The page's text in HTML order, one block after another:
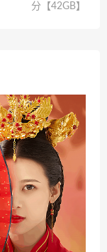
分【42GB】